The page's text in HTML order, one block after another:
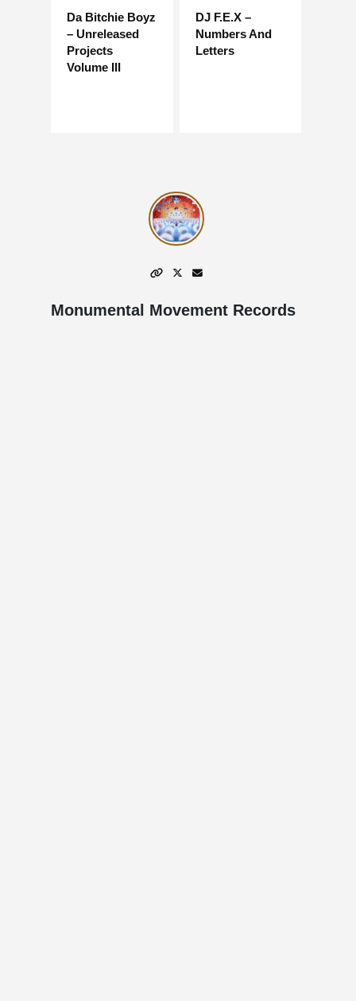
Da Bitchie Boyz
– Unreleased
Projects
Volume III
DJ F.E.X –
Numbers And
Letters
Monumental Movement Records